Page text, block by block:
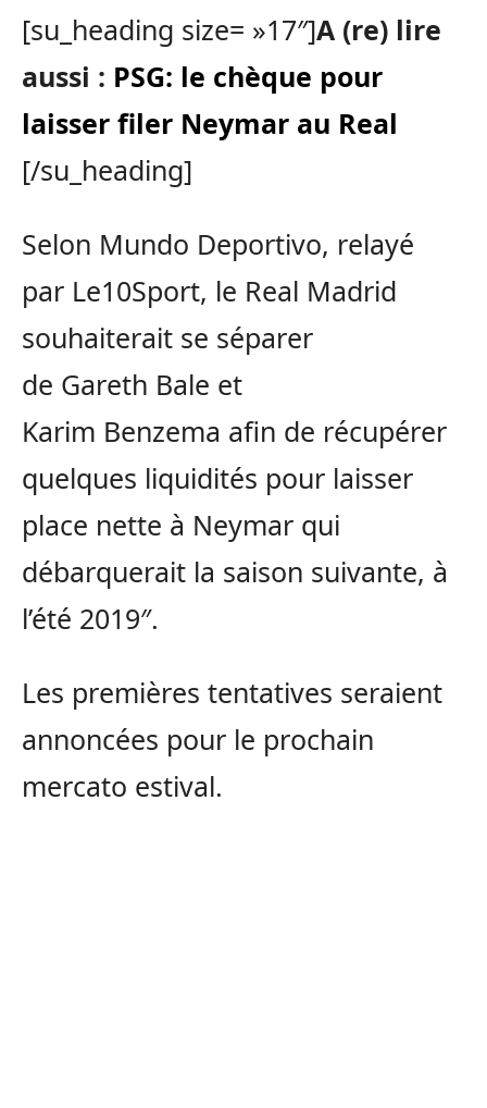
[su_heading size= »17″]A (re) lire
aussi : PSG: le chèque pour
laisser filer Neymar au Real
[/su_heading]
Selon Mundo Deportivo, relayé
par Le10Sport, le Real Madrid
souhaiterait se séparer
de Gareth Bale et
Karim Benzema afin de récupérer
quelques liquidités pour laisser
place nette à Neymar qui
débarquerait la saison suivante, à
l’été 2019″.
Les premières tentatives seraient
annoncées pour le prochain
mercato estival.